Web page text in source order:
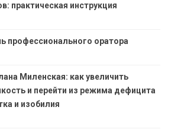
практическая инструкция
профессионального оратора
Миленская: как увеличить
и перейти из режима дефицита
и изобилия